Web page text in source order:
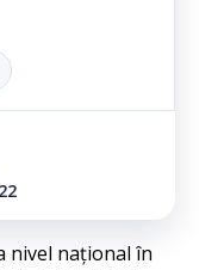
nivel național în